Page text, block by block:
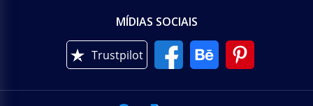
MÍDIAS SOCIAIS
Trustpilot